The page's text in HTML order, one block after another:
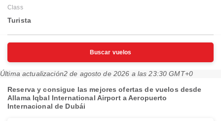
Class
Turista
Buscar vuelos
Última actualización2 de agosto de 2026 a las 23:30 GMT+0
Reserva y consigue las mejores ofertas de vuelos desde
Allama Iqbal International Airport a Aeropuerto
Internacional de Dubái